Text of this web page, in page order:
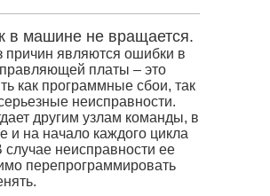
в машине не вращается.
причин являются ошибки в
платы – это
как программные сбои, так
неисправности.
другим узлам команды, в
и на начало каждого цикла
случае неисправности ее
перепрограммировать